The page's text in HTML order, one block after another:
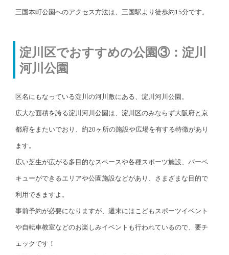
三国本町公園へのアクセス方法は、三国駅より徒歩約15分です。
淀川区でおすすめの公園③：淀川
河川公園
区名にもなっている淀川の河川敷にある、淀川河川公園。
広大な面積を誇る淀川河川公園は、淀川区のみならず大阪府と京
都府をまたいでおり、約20ヶ所の施設や広場を有する特徴があり
ます。
広い芝生が広がる多目的なスペースや各種スポーツ施設、バーベ
キューができるエリアや公園施設などがあり、さまざまな目的で
利用できますよ。
事前予約が必要になりますが、週末にはこどもスポーツイベント
や自転車教室などのお楽しみイベントも行われているので、要チ
ェックです！